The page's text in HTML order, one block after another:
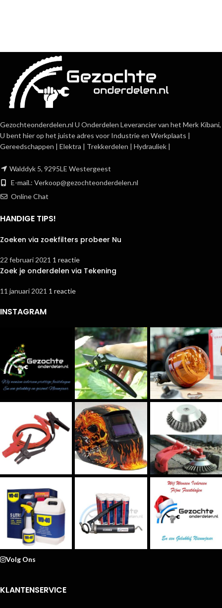
Gezochteonderdelen.nl U Onderdelen Leverancier van het Merk Kibani,
U bent hier op het juiste adres voor Industrie en Werkplaats |
Gereedschappen | Elektra | Trekkerdelen | Hydrauliek |
Walddyk 5, 9295LE Westergeest
E-mail.: Verkoop@gezochteonderdelen.nl
Online Chat
HANDIGE TIPS!
Zoeken via zoekfilters probeer Nu
22 februari 2021 1 reactie
Zoek je onderdelen via Tekening
11 januari 2021 1 reactie
INSTAGRAM
Volg Ons
KLANTENSERVICE